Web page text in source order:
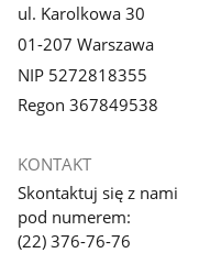
ul. Karolkowa 30
01-207 Warszawa
NIP 5272818355
Regon 367849538
KONTAKT
Skontaktuj się z nami
pod numerem:
(22) 376-76-76